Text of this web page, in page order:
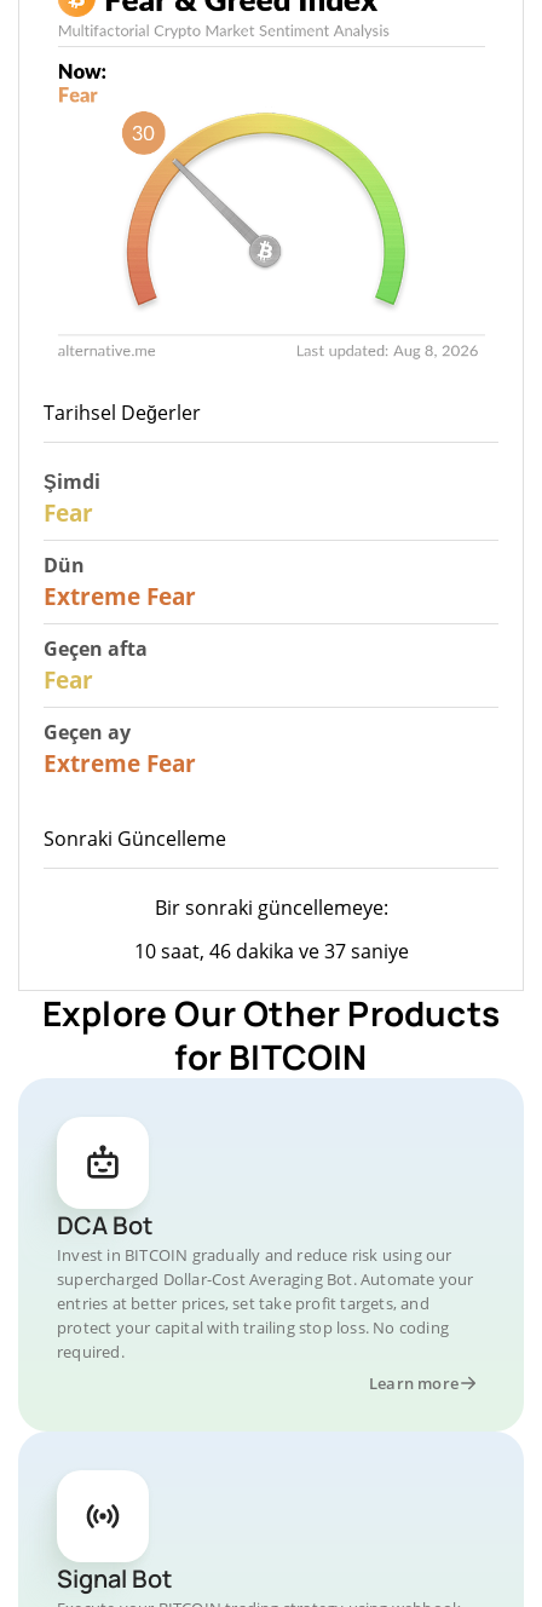
Tarihsel Değerler
Şimdi
Fear
Dün
Extreme Fear
Geçen afta
Fear
Geçen ay
Extreme Fear
Sonraki Güncelleme
Bir sonraki güncellemeye:
10 saat, 46 dakika ve 37 saniye
Explore Our Other Products
for BITCOIN
DCA Bot
Invest in BITCOIN gradually and reduce risk using our
supercharged Dollar-Cost Averaging Bot. Automate your
entries at better prices, set take profit targets, and
protect your capital with trailing stop loss. No coding
required.
Learn more
Signal Bot